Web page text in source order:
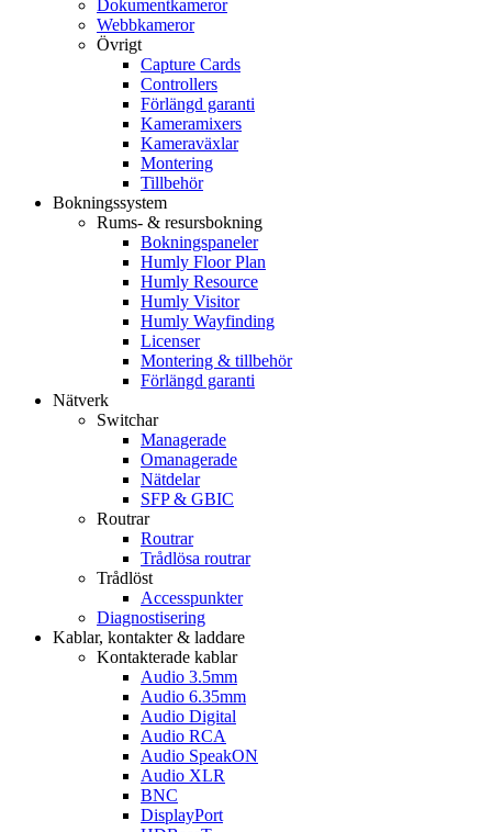
Dokumentkameror
Webbkameror
Övrigt
Capture Cards
Controllers
Förlängd garanti
Kameramixers
Kameraväxlar
Montering
Tillbehör
Bokningssystem
Rums- & resursbokning
Bokningspaneler
Humly Floor Plan
Humly Resource
Humly Visitor
Humly Wayfinding
Licenser
Montering & tillbehör
Förlängd garanti
Nätverk
Switchar
Managerade
Omanagerade
Nätdelar
SFP & GBIC
Routrar
Routrar
Trådlösa routrar
Trådlöst
Accesspunkter
Diagnostisering
Kablar, kontakter & laddare
Kontakterade kablar
Audio 3.5mm
Audio 6.35mm
Audio Digital
Audio RCA
Audio SpeakON
Audio XLR
BNC
DisplayPort